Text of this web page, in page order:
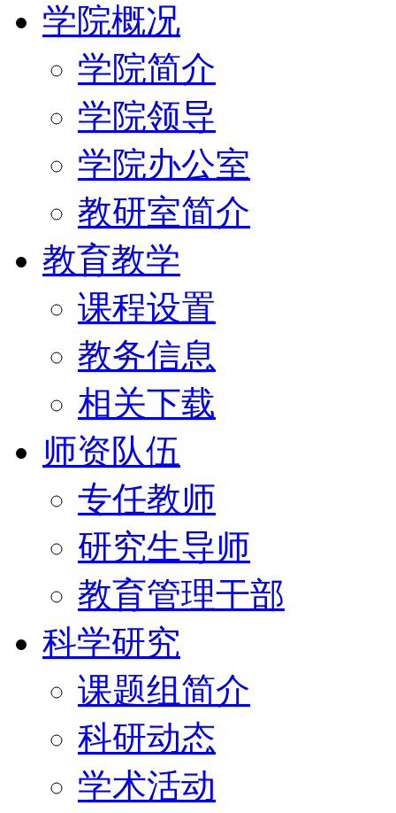
学院概况
学院简介
学院领导
学院办公室
教研室简介
教育教学
课程设置
教务信息
相关下载
师资队伍
专任教师
研究生导师
教育管理干部
科学研究
课题组简介
科研动态
学术活动